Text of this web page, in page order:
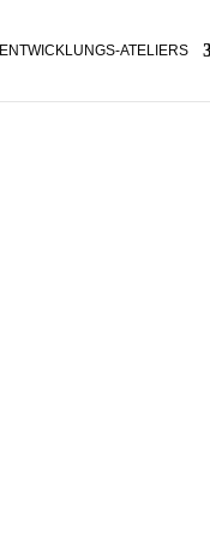
ENTWICKLUNGS-ATELIERS